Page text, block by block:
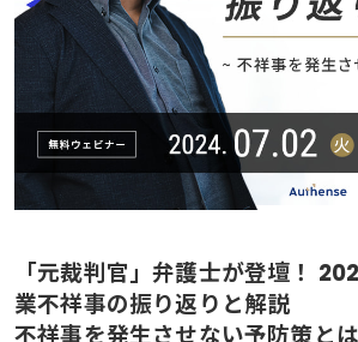
「元裁判官」弁護士が登壇！
業不祥事の振り返りと解説